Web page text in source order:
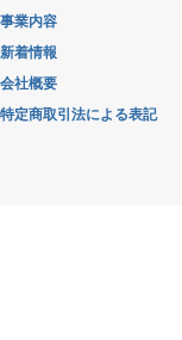
事業内容
新着情報
会社概要
特定商取引法による表記